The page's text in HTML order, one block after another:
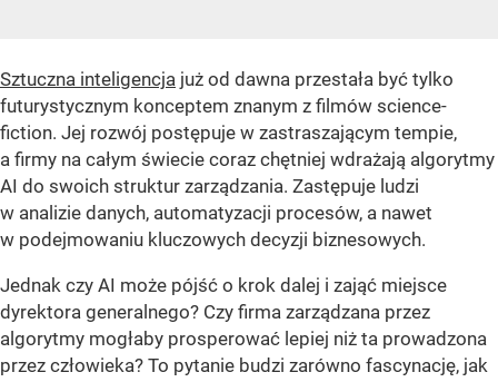
Sztuczna inteligencja już od dawna przestała być tylko
futurystycznym konceptem znanym z filmów science-
fiction. Jej rozwój postępuje w zastraszającym tempie,
a firmy na całym świecie coraz chętniej wdrażają algorytmy
AI do swoich struktur zarządzania. Zastępuje ludzi
w analizie danych, automatyzacji procesów, a nawet
w podejmowaniu kluczowych decyzji biznesowych.
Jednak czy AI może pójść o krok dalej i zająć miejsce
dyrektora generalnego? Czy firma zarządzana przez
algorytmy mogłaby prosperować lepiej niż ta prowadzona
przez człowieka? To pytanie budzi zarówno fascynację, jak